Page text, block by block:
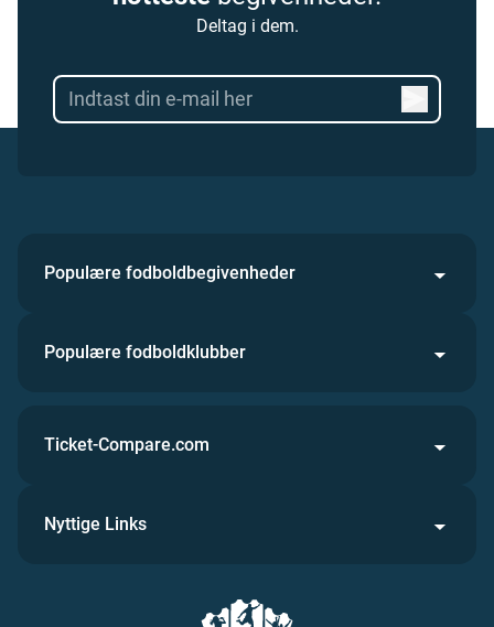
Deltag i dem.
Populære fodboldbegivenheder
Populære fodboldklubber
Ticket-Compare.com
Nyttige Links